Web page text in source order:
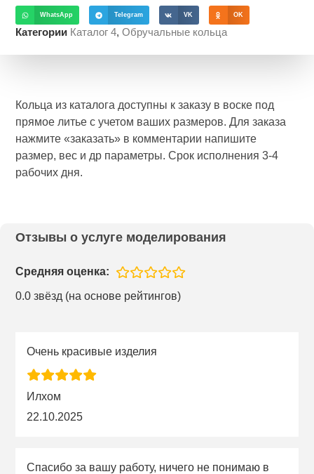
WhatsApp Telegram VK OK
Категории Каталог 4,Обручальные кольца
Кольца из каталога доступны к заказу в воске под
прямое литье с учетом ваших размеров. Для заказа
нажмите «заказать» в комментарии напишите
размер, вес и др параметры. Срок исполнения 3-4
рабочих дня.
Отзывы о услуге моделирования
Средняя оценка:
0.0 звёзд (на основе рейтингов)
Очень красивые изделия
Илхом
22.10.2025
Спасибо за вашу работу, ничего не понимаю в